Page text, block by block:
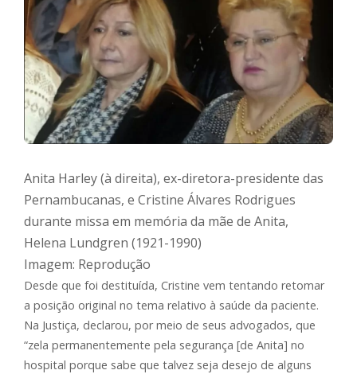
Anita Harley (à direita), ex-diretora-presidente das
Pernambucanas, e Cristine Álvares Rodrigues
durante missa em memória da mãe de Anita,
Helena Lundgren (1921-1990)
Imagem: Reprodução
Desde que foi destituída, Cristine vem tentando retomar
a posição original no tema relativo à saúde da paciente.
Na Justiça, declarou, por meio de seus advogados, que
“zela permanentemente pela segurança [de Anita] no
hospital porque sabe que talvez seja desejo de alguns